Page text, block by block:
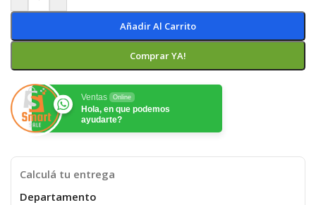
Añadir Al Carrito
Comprar YA!
Ventas Online
Hola, en que podemos
ayudarte?
Calculá tu entrega
Departamento